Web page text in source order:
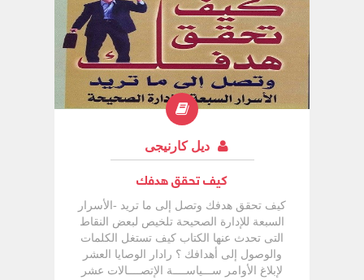
في الجماعة وأن أصبح قائدة بدلا من أن أكون
تابعة أو وحيدة، ولكنني لم أكن أعرف تحديدًا
كيف يمكن أن أحقق كل هذا.
ديل كارنيجى
كيف تحقق هدفك
كيف تحقق هدفك وتصل إلى ما تريد -الأسرار
السبعة للإدارة الصحيحة تلخيص لبعض النقاط
التى تحدث عنها الكتاب كيف تستغل الكلمات
والوصول إلى أهدافك ؟ رادار الوصايا العشر
لإبلاغ الأوامر ســـياســــة الإتصــــالات عشر